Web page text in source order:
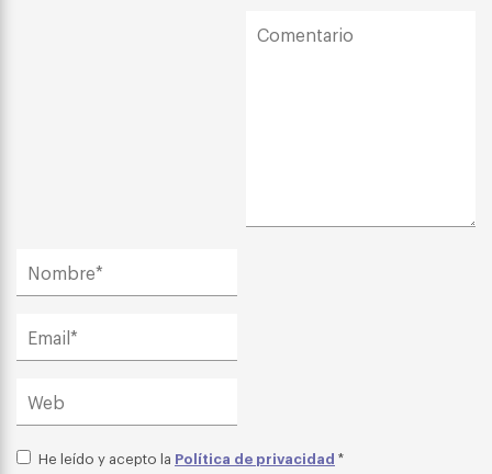
He leído y acepto la Política de privacidad *